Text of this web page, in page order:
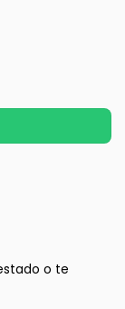
o te